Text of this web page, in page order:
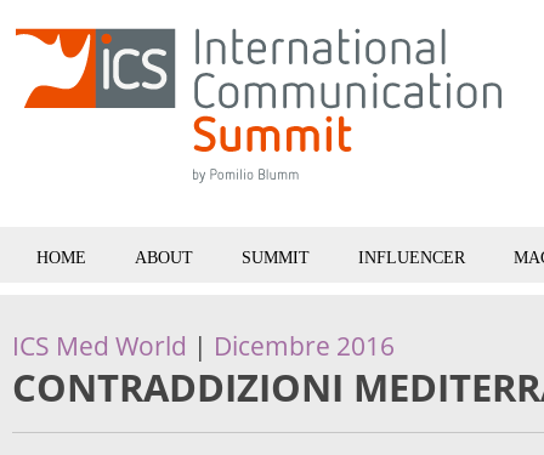
HOME ABOUT SUMMIT INFLUENCER
ICS Med World | Dicembre 2016
CONTRADDIZIONI